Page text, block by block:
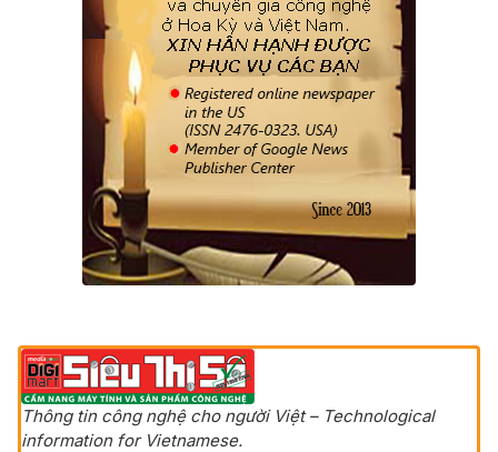
Thông tin công nghệ cho người Việt – Technological
information for Vietnamese.